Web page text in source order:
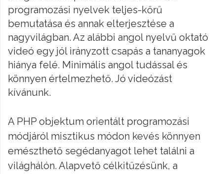
programozási nyelvek teljes-kőrű
bemutatása és annak elterjesztése a
nagyvilágban. Az alábbi angol nyelvű oktató
videó egy jól irányzott csapás a tananyagok
hiánya felé. Minimális angol tudással és
könnyen értelmezhető. Jó videózást
kívánunk.
A PHP objektum orientált programozási
módjáról misztikus módon kevés könnyen
emészthető segédanyagot lehet találni a
világhálón. Alapvető célkitűzésünk, a